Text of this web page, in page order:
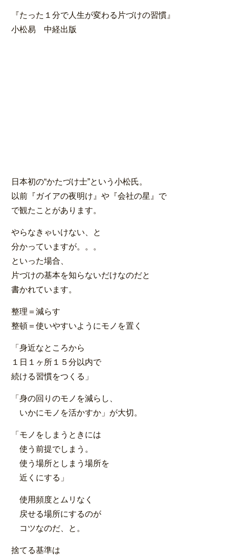
『たった１分で人生が変わる片づけの習慣』
小松易 中経出版
日本初の“かたづけ士”という小松氏。
以前『ガイアの夜明け』や『会社の星』で
で観たことがあります。
やらなきゃいけない、と
分かっていますが。。。
といった場合、
片づけの基本を知らないだけなのだと
書かれています。
整理＝減らす
整頓＝使いやすいようにモノを置く
「身近なところから
１日１ヶ所１５分以内で
続ける習慣をつくる」
「身の回りのモノを減らし、
いかにモノを活かすか」が大切。
「モノをしまうときには
使う前提でしまう。
使う場所としまう場所を
近くにする」
使用頻度とムリなく
戻せる場所にするのが
コツなのだ、と。
捨てる基準は